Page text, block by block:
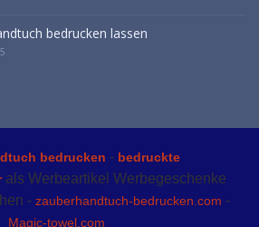
bedrucken lassen
bedrucken - bedruckte
als Werbeartikel Werbegeschenke
- zauberhandtuch-bedrucken.com -
Magic-towel.com